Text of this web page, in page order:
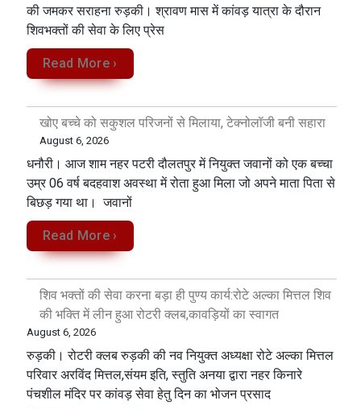
की जमकर सराहना रुड़की। श्रावण मास में कांवड़ यात्रा के दौरान
शिवभक्तों की सेवा के लिए प्रेस
Read More ›
खोए बच्चे को सकुशल परिजनों से मिलाया, टेक्नोलॉजी बनी सहारा
August 6, 2026
धनौरी। आज शाम नहर पटरी दौलतपुर में नियुक्त जवानों को एक बच्चा
उम्र 06 वर्ष बदहवाश अवस्था में रोता हुआ मिला जो अपने माता पिता से
बिछड़ गया था। जवानों
Read More ›
शिव भक्तों की सेवा करना बड़ा ही पुण्य कार्य:रोटे अल्का मित्तल शिव
की भक्ति में लीन हुआ रोटरी क्लब,कावड़ियों का स्वागत
August 6, 2026
रुड़की। रोटरी क्लब रुड़की की नव नियुक्त अध्यक्षा रोटे अल्का मित्तल
परिवार अरविंद मित्तल,संयम इति, स्तुति अनया द्वारा नहर किनारे
पंचशील मंदिर पर कांवड़ सेवा‌ हेतु दिन का भोजन प्रसाद